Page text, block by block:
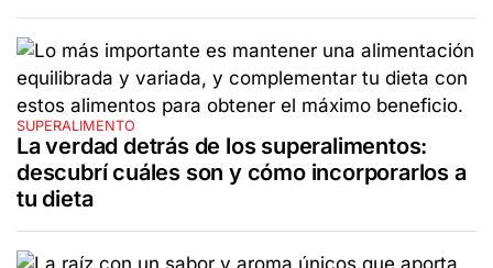
SUPERALIMENTO
La verdad detrás de los superalimentos:
descubrí cuáles son y cómo incorporarlos a
tu dieta